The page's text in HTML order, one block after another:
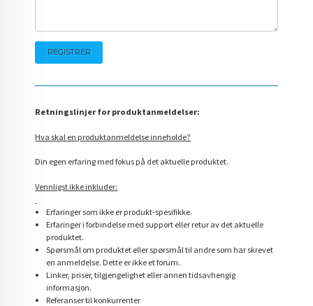
Retningslinjer for produktanmeldelser:
Hva skal en produktanmeldelse inneholde?
Din egen erfaring med fokus på det aktuelle produktet.
Vennligst ikke inkluder:
Erfaringer som ikke er produkt-spesifikke.
Erfaringer i forbindelse med support eller retur av det aktuelle
produktet.
Spørsmål om produktet eller spørsmål til andre som har skrevet
en anmeldelse. Dette er ikke et forum.
Linker, priser, tilgjengelighet eller annen tidsavhengig
informasjon.
Referanser til konkurrenter